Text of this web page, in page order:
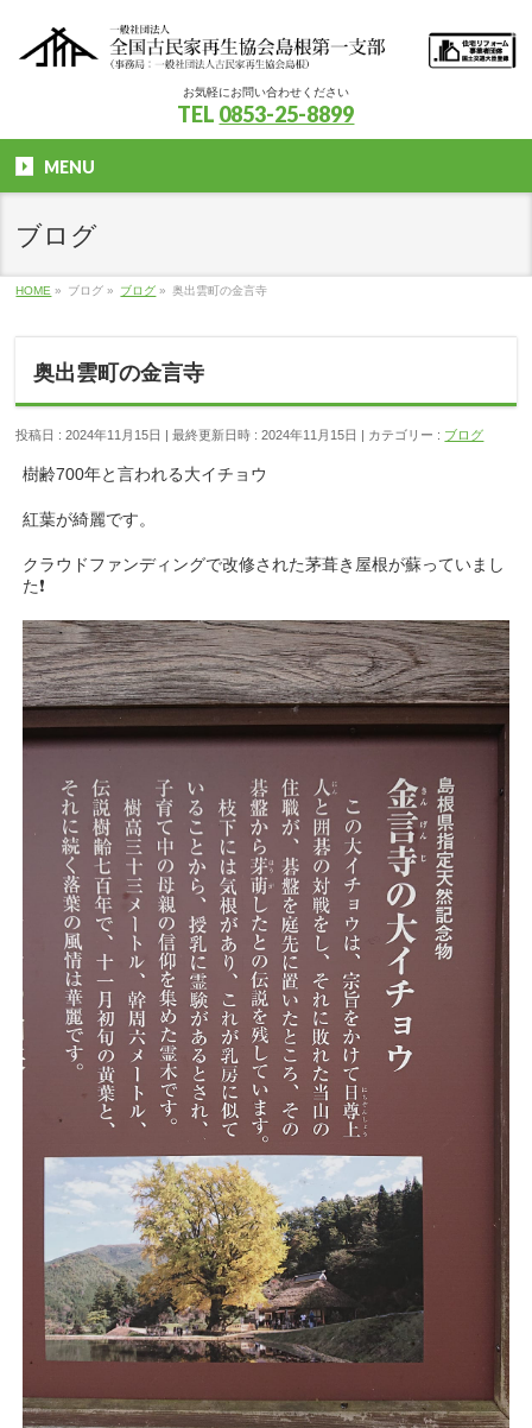
お気軽にお問い合わせください
TEL 0853-25-8899
MENU
ブログ
HOME » ブログ » ブログ » 奥出雲町の金言寺
奥出雲町の金言寺
投稿日 : 2024年11月15日 最終更新日時 : 2024年11月15日 カテゴリー : ブログ
樹齢700年と言われる大イチョウ
紅葉が綺麗です。
クラウドファンディングで改修された茅葺き屋根が蘇っていまし
た❗